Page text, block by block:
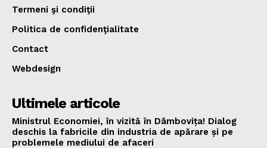
Termeni şi condiţii
Politica de confidenţialitate
Contact
Webdesign
Ultimele articole
Ministrul Economiei, în vizită în Dâmbovița! Dialog
deschis la fabricile din industria de apărare și pe
problemele mediului de afaceri